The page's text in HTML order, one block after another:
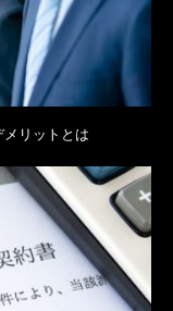
リットとは